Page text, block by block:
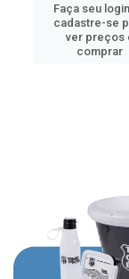
Faça seu
cadastre-se
ver preços
comprar